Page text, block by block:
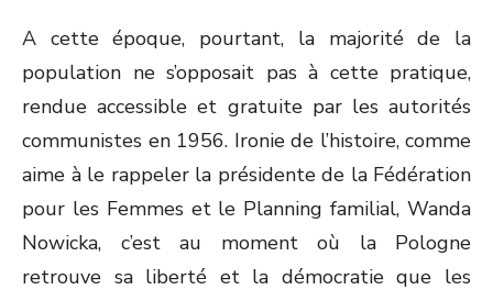
A cette époque, pourtant, la majorité de la
population ne s’opposait pas à cette pratique,
rendue accessible et gratuite par les autorités
communistes en 1956. Ironie de l’histoire, comme
aime à le rappeler la présidente de la Fédération
pour les Femmes et le Planning familial, Wanda
Nowicka, c’est au moment où la Pologne
retrouve sa liberté et la démocratie que les